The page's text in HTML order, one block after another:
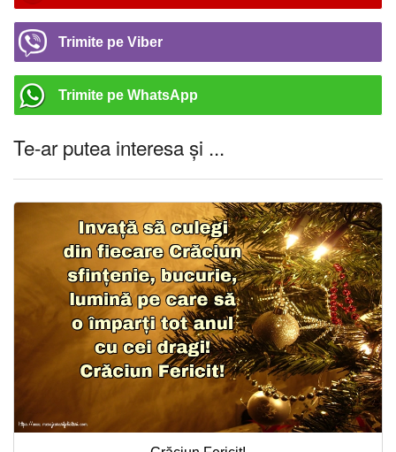
Trimite pe Viber
Trimite pe WhatsApp
Te-ar putea interesa și ...